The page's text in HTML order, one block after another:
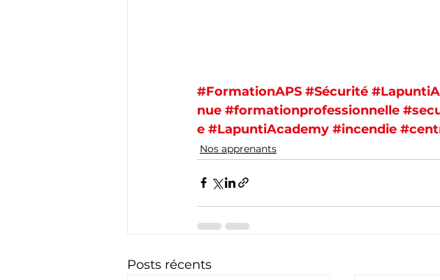
#FormationAPS #Sécurité
nue #formationprofessionnelle
e #LapuntiAcademy #incendie
Nos apprenants
Posts récents